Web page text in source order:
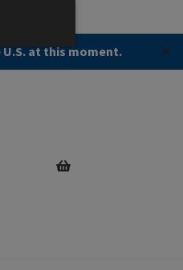
at this moment. ✕